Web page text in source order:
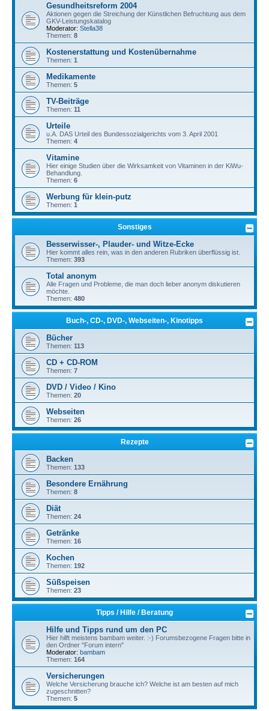
Gesundheitsreform 2004
Aktionen gegen die Streichung der Künstlichen Befruchtung aus dem
GKV-Leistungskatalog
Moderator: Stella38
Themen: 8
Kostenerstattung und Kostenübernahme
Themen: 1
Medikamente
Themen: 5
TV-Beiträge
Themen: 11
Urteile
u.A. DAS Urteil des Bundessozialgerichts vom 3. April 2001
Themen: 4
Vitamine
Hier einige Studien über die Wirksamkeit von Vitaminen in der KiWu-
Behandlung.
Themen: 6
Werbung für klein-putz
Themen: 1
Sonstiges
Besserwisser-, Plauder- und Witze-Ecke
Hier kommt alles rein, was in den anderen Rubriken überflüssig ist.
Themen: 393
Total anonym
Alle Fragen und Probleme, die man doch lieber anonym diskutieren
möchte.
Themen: 480
Buch-, CD-, DVD-, Webseiten-, Kinotipps
Bücher
Themen: 113
CD + CD-ROM
Themen: 7
DVD / Video / Kino
Themen: 20
Webseiten
Themen: 26
Rezepte
Backen
Themen: 133
Besondere Ernährung
Themen: 8
Diät
Themen: 24
Getränke
Themen: 16
Kochen
Themen: 192
Süßspeisen
Themen: 23
Tipps / Hilfe / Beratung
Hilfe und Tipps rund um den PC
Hier hilft meistens bambam weiter. :-) Forumsbezogene Fragen bitte in
den Ordner "Forum intern"
Moderator: bambam
Themen: 164
Versicherungen
Welche Versicherung brauche ich? Welche ist am besten auf mich
zugeschnitten?
Themen: 5